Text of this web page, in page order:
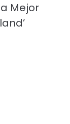
Mejor